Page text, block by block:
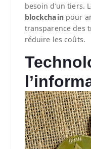
besoin d’un tiers.
blockchainpour
transparence des
réduire les coûts.